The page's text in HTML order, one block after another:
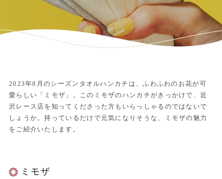
2023年8月のシーズンタオルハンカチは、ふわふわのお花が可
愛らしい「ミモザ」。このミモザのハンカチがきっかけで、近
沢レース店を知ってくださった方もいらっしゃるのではないで
しょうか。持っているだけで元気になりそうな、ミモザの魅力
をご紹介いたします。
ミモザ